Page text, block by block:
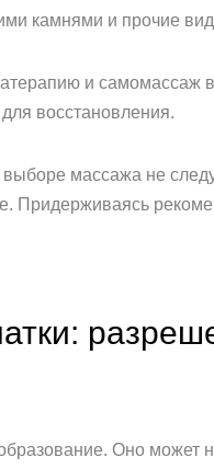
камнями и прочие
и самомассаж
восстановления.
массажа не
Придерживаясь
Оно может